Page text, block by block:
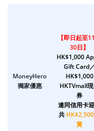
MoneyHero
獨家優惠
【即日起至
30日】
HK$1,000
Gift Card
HK$1,000
HKTVmall
券
連同信用卡
共
賞